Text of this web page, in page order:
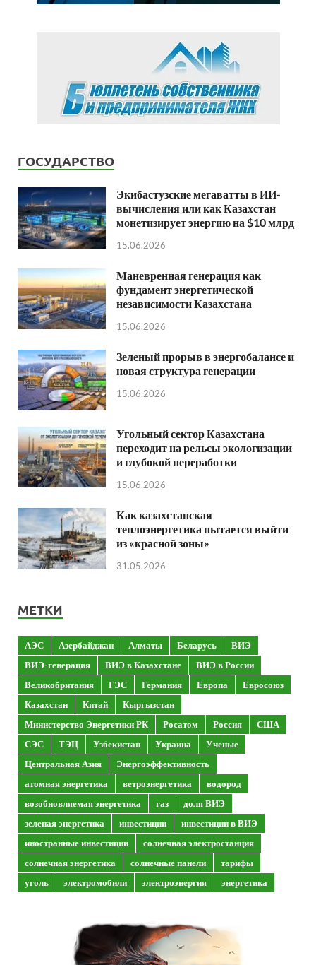
ГОСУДАРСТВО
Экибастузские мегаватты в ИИ-
вычисления или как Казахстан
монетизирует энергию на $10 млрд
15.06.2026
Маневренная генерация как
фундамент энергетической
независимости Казахстана
15.06.2026
Зеленый прорыв в энергобалансе и
новая структура генерации
15.06.2026
Угольный сектор Казахстана
переходит на рельсы экологизации
и глубокой переработки
15.06.2026
Как казахстанская
теплоэнергетика пытается выйти
из «красной зоны»
31.05.2026
МЕТКИ
АЭС Азербайджан Алматы Беларусь
ВИЭ
ВИЭ-генерация
ВИЭ в Казахстане
ВИЭ в России
Великобритания
ГЭС Германия Европа
Евросоюз
Казахстан
Китай
Кыргызстан
Министерство Энергетики РК
Росатом Россия
США
СЭС
ТЭЦ Узбекистан Украина
Ученые
Центральная Азия
Энергоэффективность
атомная энергетика
ветроэнергетика
водород
возобновляемая энергетика
газ
доля ВИЭ
зеленая энергетика
инвестиции
инвестиции в ВИЭ
иностранные инвестиции
солнечная электростанция
солнечная энергетика
солнечные панели
тарифы
уголь
электромобили электроэнергия энергетика